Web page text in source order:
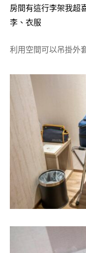
房間有這行李架我超
李、衣服
利用空間可以吊掛外